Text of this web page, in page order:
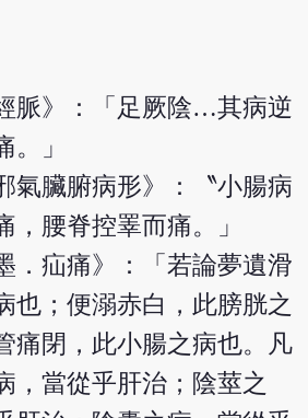
脈》：「足厥陰…其病逆
。」
氣臟腑病形》：〝小腸病
，腰脊控睪而痛。」
．疝痛》：「若論夢遺滑
也；便溺赤白，此膀胱之
痛閉，此小腸之病也。凡
，當從乎肝治；陰莖之